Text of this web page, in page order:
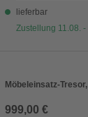
lieferbar
Zustellung 11.08. -
Möbeleinsatz-
999,00 €